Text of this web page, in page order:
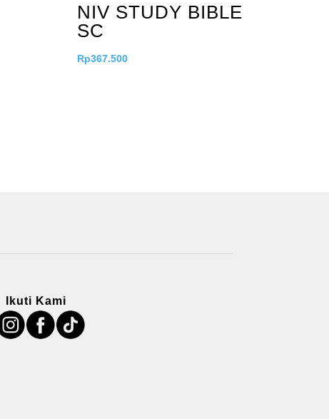
NIV STUDY BIBLE
SC
Rp367.500
Ikuti Kami